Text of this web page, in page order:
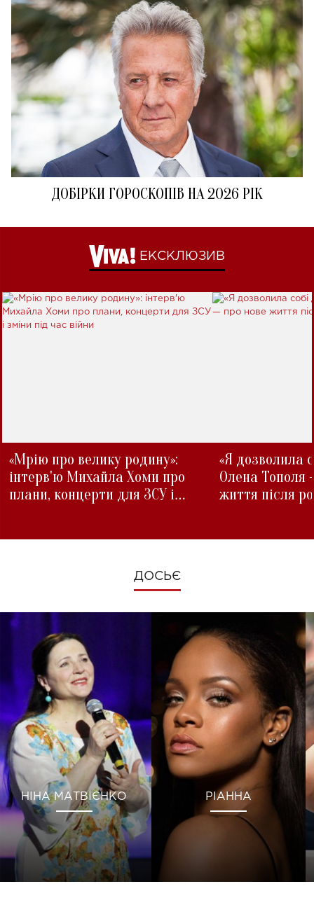
ДОБІРКИ ГОРОСКОПІВ НА 2026 РІК
ЕКСКЛЮЗИВ
«Мрію про велику родину»:
інтерв'ю Михайла Хоми про
плани, концерти для ЗСУ і
«Я дозволила
Олена Тополя
життя після
ДОСЬЄ
НІНА МАТВІЄНКО РІАННА